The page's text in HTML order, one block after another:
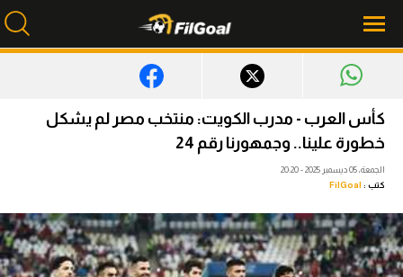
محتوى إخباري
الرئيسية
أخبار
مباريات
ميركاتو
كأس العرب - مدرب الكويت: منتخب مصر لم يشكل
خطورة علينا.. وجمهورنا رقم 24
الجمعة، 05 ديسمبر 2025 - 20:20
كتب : FilGoal